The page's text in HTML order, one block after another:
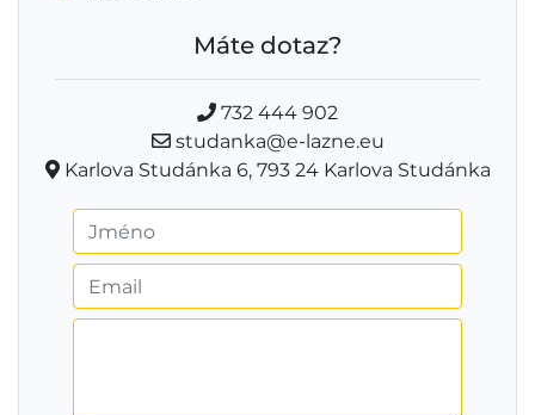
Máte dotaz?
732 444 902
studanka@e-lazne.eu
Karlova Studánka 6, 793 24 Karlova Studánka